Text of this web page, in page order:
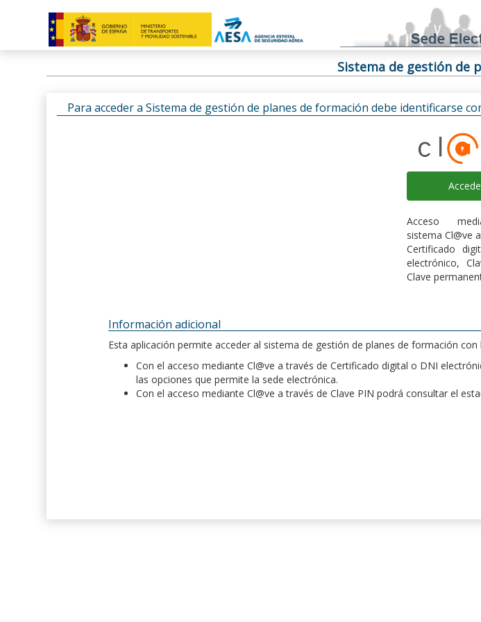
Sistema de gestión de
Para acceder a Sistema de gestión de planes de formación debe identificarse
Acceso
sistema Cl@ve
Certificado
electrónico,
Clave
Información adicional
Esta aplicación permite acceder al sistema de gestión de planes de formación
Con el acceso mediante Cl@ve a través de Certificado digital o DNI
las opciones que permite la sede electrónica.
Con el acceso mediante Cl@ve a través de Clave PIN podrá consultar el